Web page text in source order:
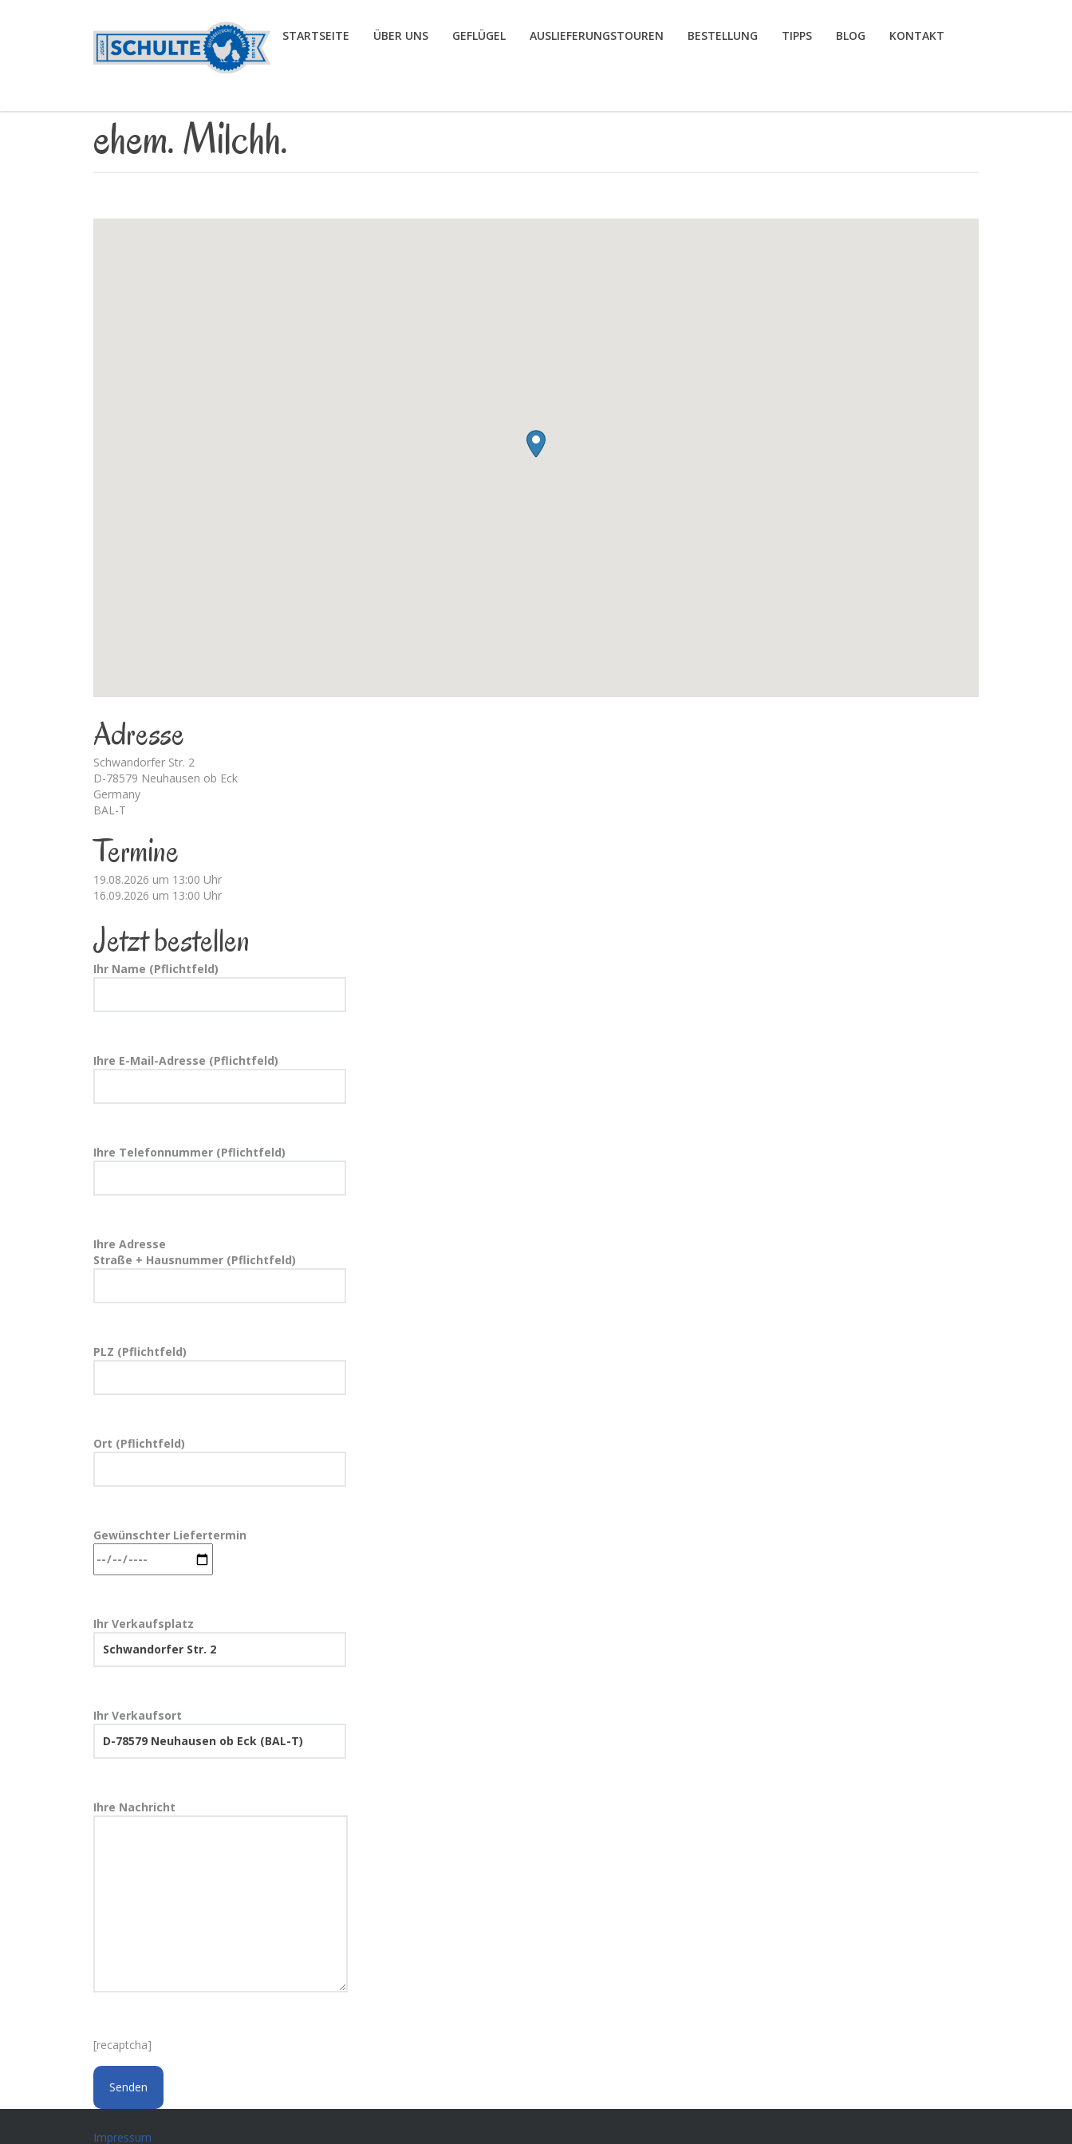
STARTSEITE ÜBER UNS GEFLÜGEL AUSLIEFERUNGSTOUREN BESTELLUNG TIPPS BLOG KONTAKT
ehem. Milchh.
Adresse
Schwandorfer Str. 2
D-78579 Neuhausen ob Eck
Germany
BAL-T
Termine
19.08.2026 um 13:00 Uhr
16.09.2026 um 13:00 Uhr
Jetzt bestellen
Ihr Name (Pflichtfeld)
Ihre E-Mail-Adresse (Pflichtfeld)
Ihre Telefonnummer (Pflichtfeld)
Ihre Adresse
Straße + Hausnummer (Pflichtfeld)
PLZ (Pflichtfeld)
Ort (Pflichtfeld)
Gewünschter Liefertermin
Ihr Verkaufsplatz
Ihr Verkaufsort
Ihre Nachricht
[recaptcha]
Impressum